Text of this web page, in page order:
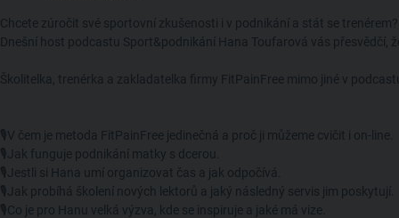
Chcete zúročit své sportovní zkušenosti i v podnikání a stát se
Dnešní host podcastu Sport&podnikání Hana Toufarová vás přesvědčí,
Školitelka, trenérka a zakladatelka firmy FitPainFree mimo jiné v
🎙V čem je metoda FitPainFree jedinečná a proč ji můžeme cvičit i on-line.
🎙Jak funguje podnikání matky s dcerou.
🎙Jestli si Hana umí organizovat čas a jak odpočívá.
🎙Jak probíhá školení nových lektorů a jaký následný servis jim poskytují.
🎙Co je pro Hanu velká výzva, kde se inspiruje a jaké má vize.